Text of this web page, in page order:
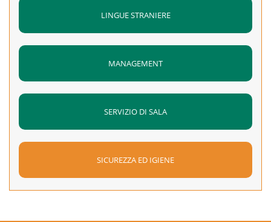
LINGUE STRANIERE
MANAGEMENT
SERVIZIO DI SALA
SICUREZZA ED IGIENE